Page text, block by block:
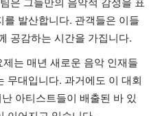
발산합니다. 관객들은 이들
공감하는 시간을 가집니다.
제는 매년 새로운 음악 인재들
무대입니다. 과거에도 이 대회
아티스트들이 배출된 바 있